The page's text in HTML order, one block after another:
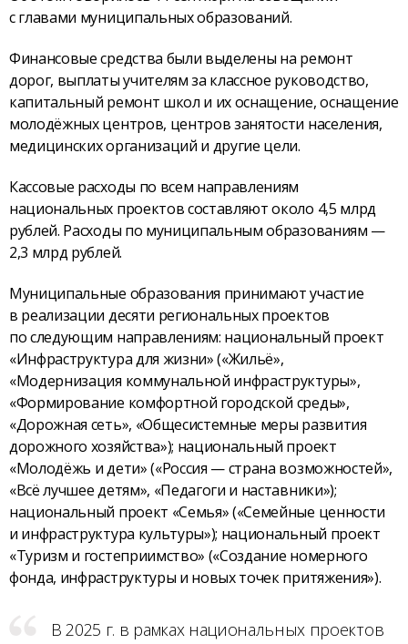
с главами муниципальных образований.
Финансовые средства были выделены на ремонт
дорог, выплаты учителям за классное руководство,
капитальный ремонт школ и их оснащение, оснащение
молодёжных центров, центров занятости населения,
медицинских организаций и другие цели.
Кассовые расходы по всем направлениям
национальных проектов составляют около 4,5 млрд
рублей. Расходы по муниципальным образованиям —
2,3 млрд рублей.
Муниципальные образования принимают участие
в реализации десяти региональных проектов
по следующим направлениям: национальный проект
«Инфраструктура для жизни» («Жильё»,
«Модернизация коммунальной инфраструктуры»,
«Формирование комфортной городской среды»,
«Дорожная сеть», «Общесистемные меры развития
дорожного хозяйства»); национальный проект
«Молодёжь и дети» («Россия — страна возможностей»,
«Всё лучшее детям», «Педагоги и наставники»);
национальный проект «Семья» («Семейные ценности
и инфраструктура культуры»); национальный проект
«Туризм и гостеприимство» («Создание номерного
фонда, инфраструктуры и новых точек притяжения»).
В 2025 г. в рамках национальных проектов